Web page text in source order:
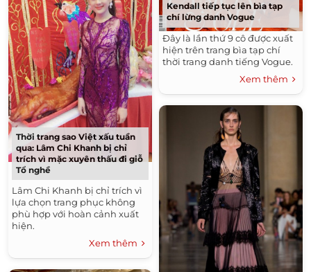
Thời trang sao Việt xấu tuần
qua: Lâm Chi Khanh bị chỉ
trích vì mặc xuyên thấu đi giỗ
Tổ nghề
Lâm Chi Khanh bị chỉ trích vì
lựa chọn trang phục không
phù hợp với hoàn cảnh xuất
hiện.
Xem thêm
Kendall tiếp tục lên bìa tạp
chí lừng danh Vogue
Đây là lần thứ 9 cô được xuất
hiện trên trang bìa tạp chí
thời trang danh tiếng Vogue.
Xem thêm